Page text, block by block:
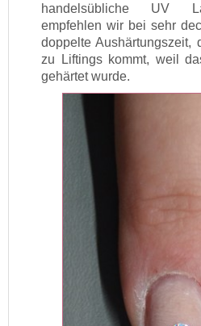
handelsübliche UV
empfehlen wir bei sehr
doppelte Aushärtungszeit,
zu Liftings kommt, weil
gehärtet wurde.